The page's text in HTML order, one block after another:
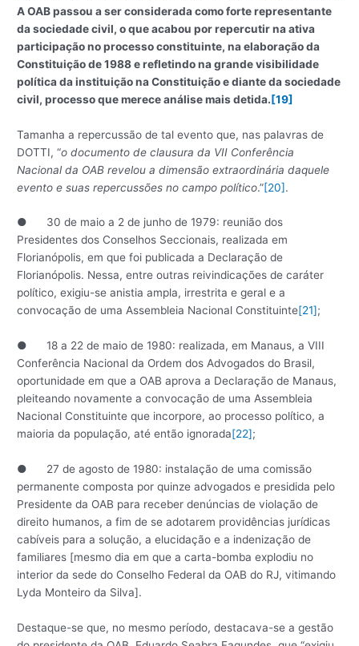
A OAB passou a ser considerada como forte representante
da sociedade civil, o que acabou por repercutir na ativa
participação no processo constituinte, na elaboração da
Constituição de 1988 e refletindo na grande visibilidade
política da instituição na Constituição e diante da sociedade
civil, processo que merece análise mais detida. [19]
Tamanha a repercussão de tal evento que, nas palavras de
DOTTI, “o documento de clausura da VII Conferência
Nacional da OAB revelou a dimensão extraordinária daquele
evento e suas repercussões no campo político.”[20].
● 30 de maio a 2 de junho de 1979: reunião dos
Presidentes dos Conselhos Seccionais, realizada em
Florianópolis, em que foi publicada a Declaração de
Florianópolis. Nessa, entre outras reivindicações de caráter
político, exigiu-se anistia ampla, irrestrita e geral e a
convocação de uma Assembleia Nacional Constituinte[21];
● 18 a 22 de maio de 1980: realizada, em Manaus, a VIII
Conferência Nacional da Ordem dos Advogados do Brasil,
oportunidade em que a OAB aprova a Declaração de Manaus,
pleiteando novamente a convocação de uma Assembleia
Nacional Constituinte que incorpore, ao processo político, a
maioria da população, até então ignorada[22];
● 27 de agosto de 1980: instalação de uma comissão
permanente composta por quinze advogados e presidida pelo
Presidente da OAB para receber denúncias de violação de
direito humanos, a fim de se adotarem providências jurídicas
cabíveis para a solução, a elucidação e a indenização de
familiares [mesmo dia em que a carta-bomba explodiu no
interior da sede do Conselho Federal da OAB do RJ, vitimando
Lyda Monteiro da Silva].
Destaque-se que, no mesmo período, destacava-se a gestão